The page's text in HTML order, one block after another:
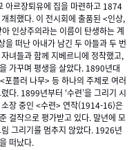
아르장퇴유에 집을 마련하고 1874
최했다. 이 전시회에 출품된 <인상,
인상주의라는 이름이 탄생하는 계
떠난 아내가 남긴 두 아들과 두 번
녀들과 함께 지베르니에 정착했고,
가꾸며 평생을 살았다. 1890년대
플러 나무> 등 하나의 주제로 여러
다. 1899년부터 ‘수련’을 그리기 시
장 중인 <수련> 연작(1914-16)은
걸작으로 평가받고 있다. 말년에 모
그리기를 멈추지 않았다. 1926년
떠났다.